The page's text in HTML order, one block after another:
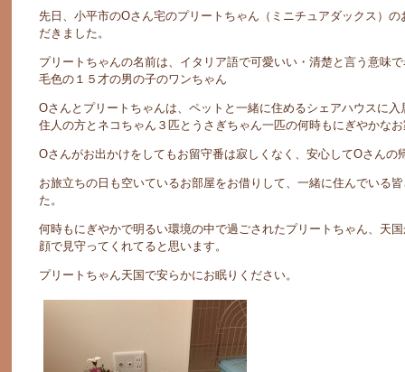
先日、小平市のOさん宅のプリートちゃん（ミニチュアダックス）
だきました。
プリートちゃんの名前は、イタリア語で可愛いい・清楚と言う意味
毛色の１５才の男の子のワンちゃん
Oさんとプリートちゃんは、ペットと一緒に住めるシェアハウスに
住人の方とネコちゃん３匹とうさぎちゃん一匹の何時もにぎやかなお
Oさんがお出かけをしてもお留守番は寂しくなく、安心してOさんの
お旅立ちの日も空いているお部屋をお借りして、一緒に住んでいる
た。
何時もにぎやかで明るい環境の中で過ごされたプリートちゃん、天
顔で見守ってくれてると思います。
プリートちゃん天国で安らかにお眠りください。